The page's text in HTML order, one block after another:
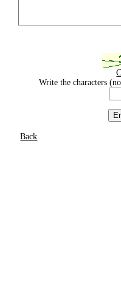
Write the characters
Back